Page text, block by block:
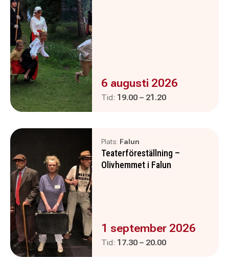
Evenemanget är :
6 augusti 2026
Tid: Pågår mellan
19.00 – och
21.20
Plats: Falun
Teaterföreställning –
Olivhemmet i Falun
Evenemanget är :
1 september 2026
Tid: Pågår mellan
17.30 – och
20.00